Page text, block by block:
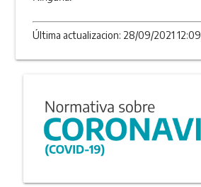
Última actualizacion: 28/09/2021 12:09